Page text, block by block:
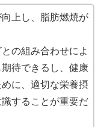
上し、脂肪燃焼が
の組み合わせによ
待できるし、健康
に、適切な栄養摂
することが重要だ